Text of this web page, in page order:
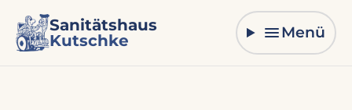
Zum Inhalt springen
Sanitätshaus
Kutschke
Menü